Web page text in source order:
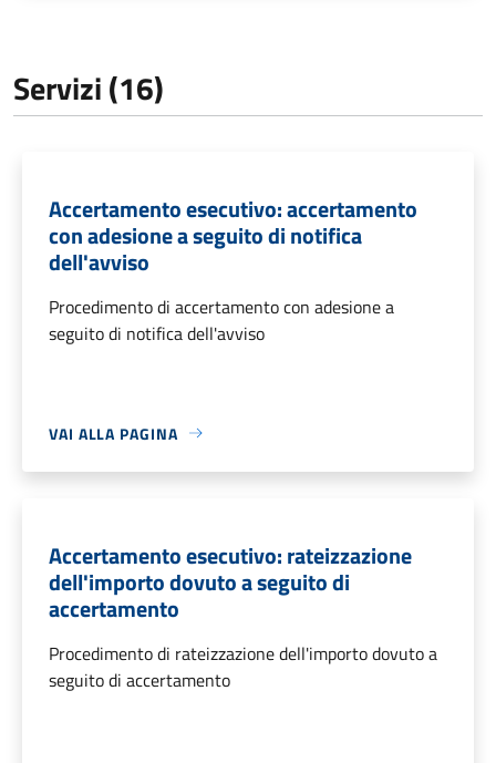
Servizi (16)
Accertamento esecutivo: accertamento
con adesione a seguito di notifica
dell'avviso
Procedimento di accertamento con adesione a
seguito di notifica dell'avviso
VAI ALLA PAGINA
Accertamento esecutivo: rateizzazione
dell'importo dovuto a seguito di
accertamento
Procedimento di rateizzazione dell'importo dovuto a
seguito di accertamento